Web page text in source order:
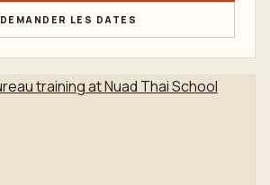
DEMANDER LES DATES